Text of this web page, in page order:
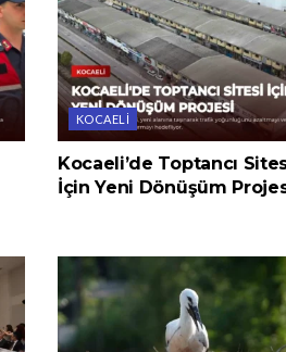
KOCAELI
Kocaeli’de Toptancı
İçin Yeni Dönüşüm